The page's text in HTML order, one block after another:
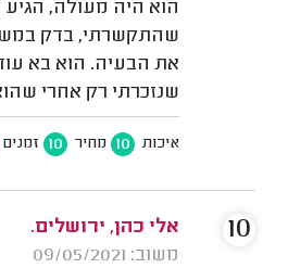
הוא היה מעולה,
שהתקשרתי, בדק
את הבעיה. הוא בא
שנזכרתי רק אחרי
איכות 10 מחיר 10 זמנים
אלי כהן, ירושלים.
משוב: 09/05/2021
10